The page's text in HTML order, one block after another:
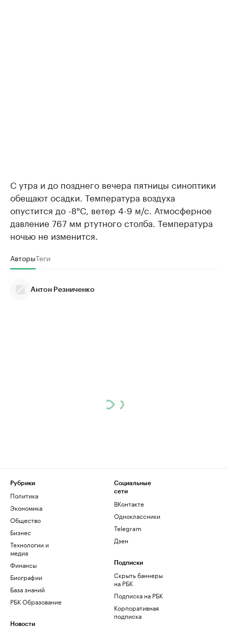
С утра и до позднего вечера пятницы синоптики
обещают осадки. Температура воздуха
опустится до -8°C, ветер 4-9 м/с. Атмосферное
давление 767 мм ртутного столба. Температура
ночью не изменится.
АвторыТеги
Антон Резниченко
Рубрики
Политика
Экономика
Общество
Бизнес
Технологии и
медиа
Финансы
Биографии
База знаний
РБК Образование
Новости
Социальные
сети
ВКонтакте
Одноклассники
Telegram
Дзен
Подписки
Скрыть баннеры
на РБК
Подписка на РБК
Корпоративная
подписка